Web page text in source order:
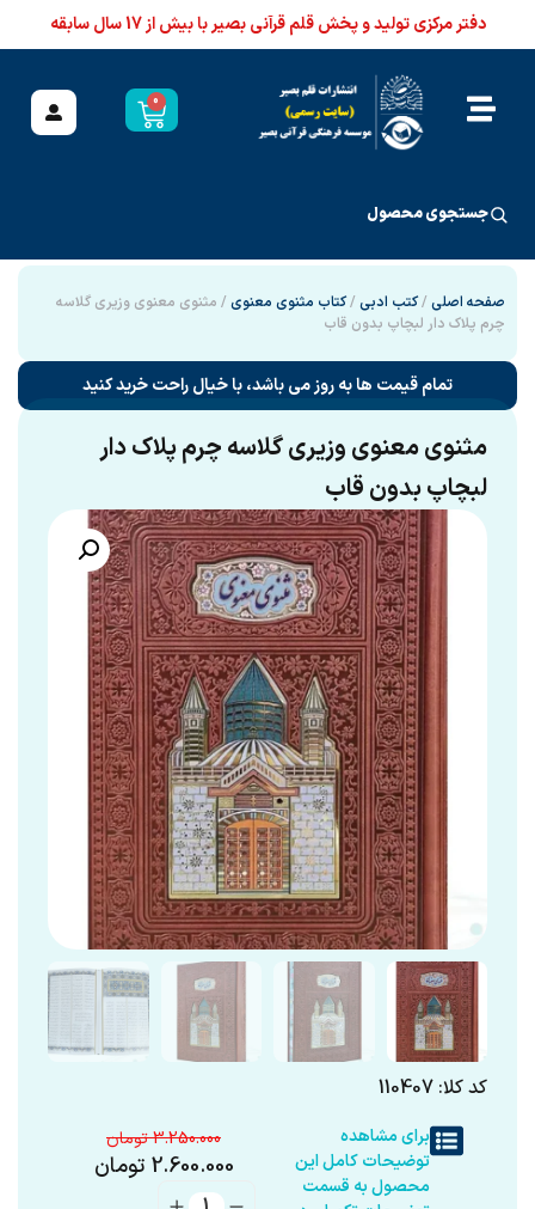
دفتر مرکزی تولید و پخش قلم قرآنی بصیر با بیش از 17 سال سابقه
0
جستجوی محصول
صفحه اصلی /کتب ادبی /کتاب مثنوی معنوی / مثنوی معنوی وزیری گلاسه
چرم پلاک دار لبچاپ بدون قاب
تمام قیمت ها به روز می باشد، با خیال راحت خرید کنید
مثنوی معنوی وزیری گلاسه چرم پلاک دار
لبچاپ بدون قاب
کد کلا: 110407
برای مشاهده
توضیحات کامل این
محصول به قسمت
3.250.000
2.600.000 تومان